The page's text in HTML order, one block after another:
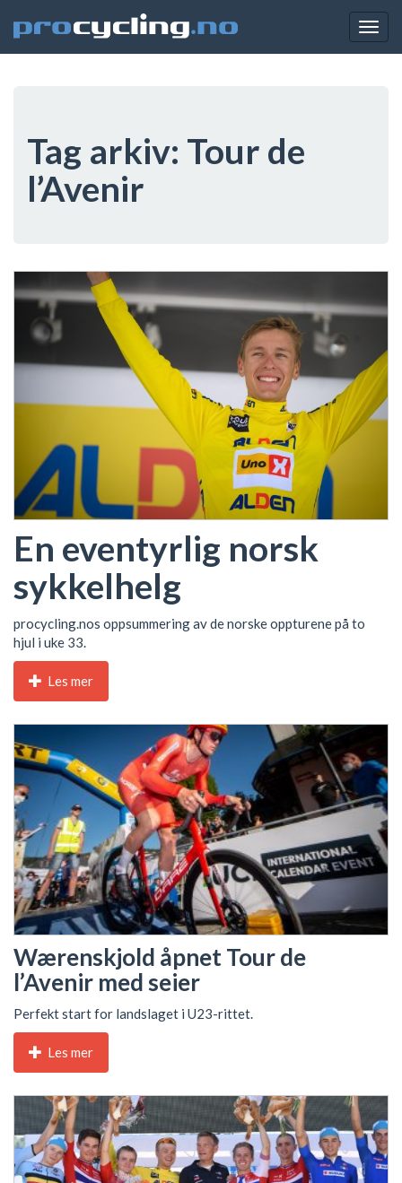
Tag arkiv: Tour de
l’Avenir
En eventyrlig norsk
sykkelhelg
procycling.nos oppsummering av de norske oppturene på to
hjul i uke 33.
Les mer
Wærenskjold åpnet Tour de
l’Avenir med seier
Perfekt start for landslaget i U23-rittet.
Les mer